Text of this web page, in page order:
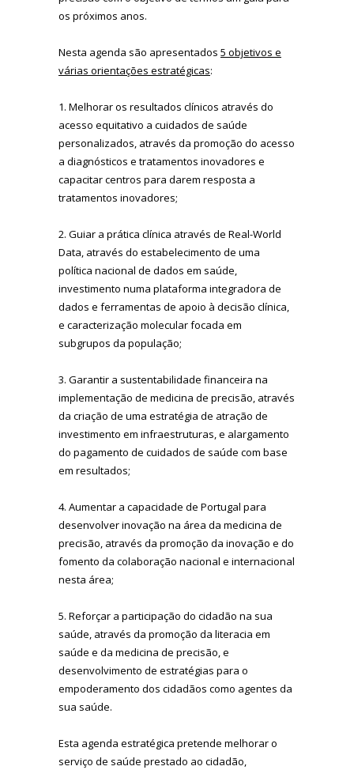
os próximos anos.
Nesta agenda são apresentados 5 objetivos e
várias orientações estratégicas:
1. Melhorar os resultados clínicos através do
acesso equitativo a cuidados de saúde
personalizados, através da promoção do acesso
a diagnósticos e tratamentos inovadores e
capacitar centros para darem resposta a
tratamentos inovadores;
2. Guiar a prática clínica através de Real-World
Data, através do estabelecimento de uma
política nacional de dados em saúde,
investimento numa plataforma integradora de
dados e ferramentas de apoio à decisão clínica,
e caracterização molecular focada em
subgrupos da população;
3. Garantir a sustentabilidade financeira na
implementação de medicina de precisão, através
da criação de uma estratégia de atração de
investimento em infraestruturas, e alargamento
do pagamento de cuidados de saúde com base
em resultados;
4. Aumentar a capacidade de Portugal para
desenvolver inovação na área da medicina de
precisão, através da promoção da inovação e do
fomento da colaboração nacional e internacional
nesta área;
5. Reforçar a participação do cidadão na sua
saúde, através da promoção da literacia em
saúde e da medicina de precisão, e
desenvolvimento de estratégias para o
empoderamento dos cidadãos como agentes da
sua saúde.
Esta agenda estratégica pretende melhorar o
serviço de saúde prestado ao cidadão,